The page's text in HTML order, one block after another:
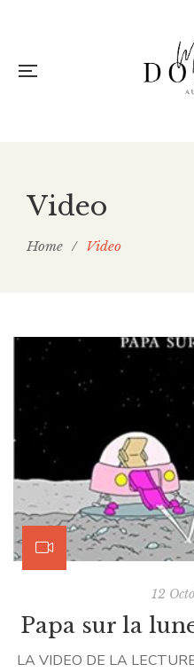
Video
Home / Video
12
Papa sur la
LA VIDEO DE LA